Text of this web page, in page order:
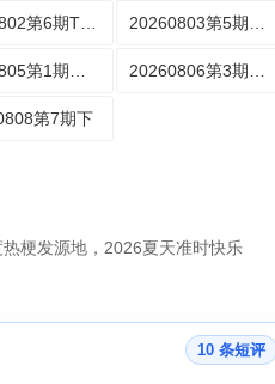
第7期下
梗发源地，2026夏天准时快乐
10 条短评